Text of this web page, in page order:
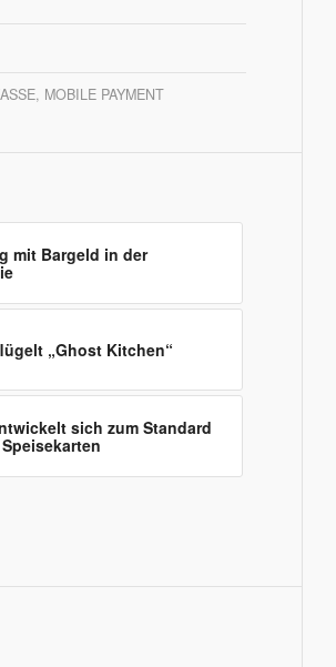
, MOBILE PAYMENT
mit Bargeld in der
„Ghost Kitchen“
sich zum Standard